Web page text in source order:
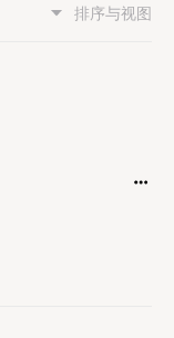
排序与视图